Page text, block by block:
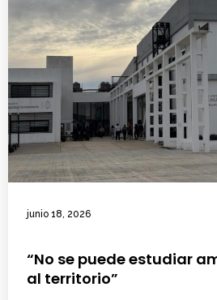
junio 18, 2026
“No se puede estudiar
al territorio”